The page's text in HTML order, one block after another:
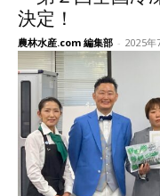
決定！
農林水産.com 編集部 - 2025年